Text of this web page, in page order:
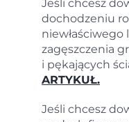
Jeśli chcesz
dochodzeniu
niewłaściwego
zagęszczenia
i pękających
ARTYKUŁ.
Jeśli chcesz